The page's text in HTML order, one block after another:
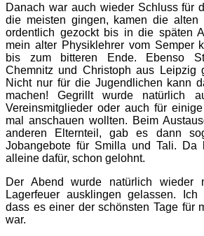
Danach war auch wieder Schluss für
die meisten gingen, kamen die alten
ordentlich gezockt bis in die späten
mein alter Physiklehrer vom Semper
bis zum bitteren Ende. Ebenso
Chemnitz und Christoph aus Leipzig
Nicht nur für die Jugendlichen kann
machen! Gegrillt wurde natürlich
Vereinsmitglieder oder auch für
mal anschauen wollten. Beim
anderen Elternteil, gab es dann
Jobangebote für Smilla und Tali. Da
alleine dafür, schon gelohnt.
Der Abend wurde natürlich wieder
Lagerfeuer ausklingen gelassen.
dass es einer der schönsten Tage für
war.